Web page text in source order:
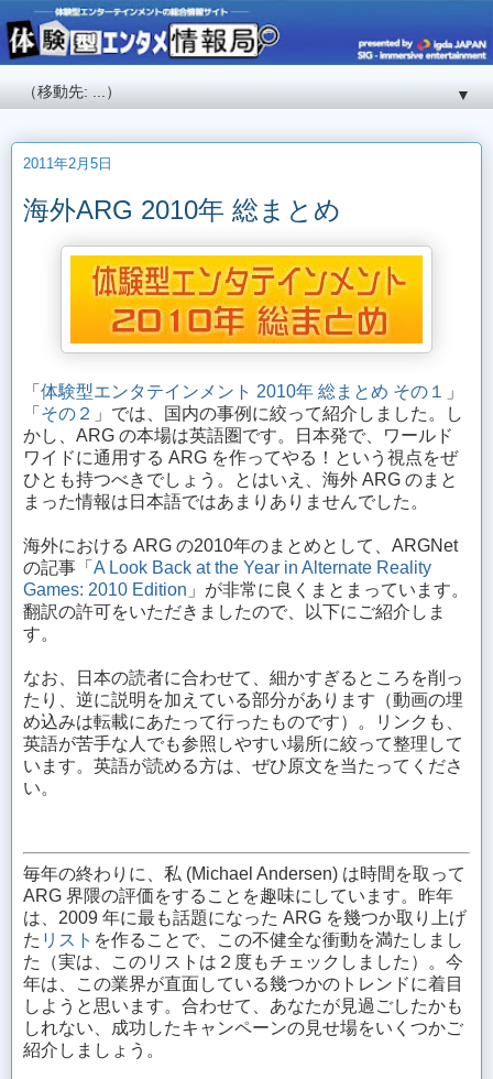
▼
2011年2月5日
海外ARG 2010年 総まとめ
「 体験型エンタテインメント 2010年 総まとめ その１
」
「 その２ 」では、国内の事例に絞って紹介しました。し
かし、ARG の本場は英語圏です。日本発で、ワールド
ワイドに通用する ARG を作ってやる！という視点をぜ
ひとも持つべきでしょう。とはいえ、海外 ARG のまと
まった情報は日本語ではあまりありませんでした。
海外における ARG の2010年のまとめとして、ARGNet
の記事「 A Look Back at the Year in Alternate Reality
Games: 2010 Edition 」が非常に良くまとまっています。
翻訳の許可をいただきましたので、以下にご紹介しま
す。
なお、日本の読者に合わせて、細かすぎるところを削っ
たり、逆に説明を加えている部分があります（動画の埋
め込みは転載にあたって行ったものです）。リンクも、
英語が苦手な人でも参照しやすい場所に絞って整理して
います。英語が読める方は、ぜひ原文を当たってくださ
い。
毎年の終わりに、私 (Michael Andersen) は時間を取って
ARG 界隈の評価をすることを趣味にしています。昨年
は、2009 年に最も話題になった ARG を幾つか取り上げ
た リスト を作ることで、この不健全な衝動を満たしまし
た（実は、このリストは２度もチェックしました）。今
年は、この業界が直面している幾つかのトレンドに着目
しようと思います。合わせて、あなたが見過ごしたかも
しれない、成功したキャンペーンの見せ場をいくつかご
紹介しましょう。